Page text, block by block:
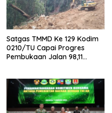
Satgas TMMD Ke 129 Kodim
0210/TU Capai Progres
Pembukaan Jalan 98,11